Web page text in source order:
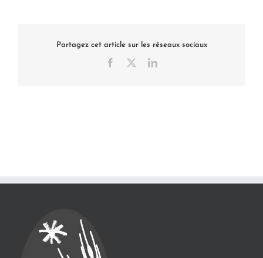
Partagez cet article sur les réseaux sociaux
Facebook LinkedIn